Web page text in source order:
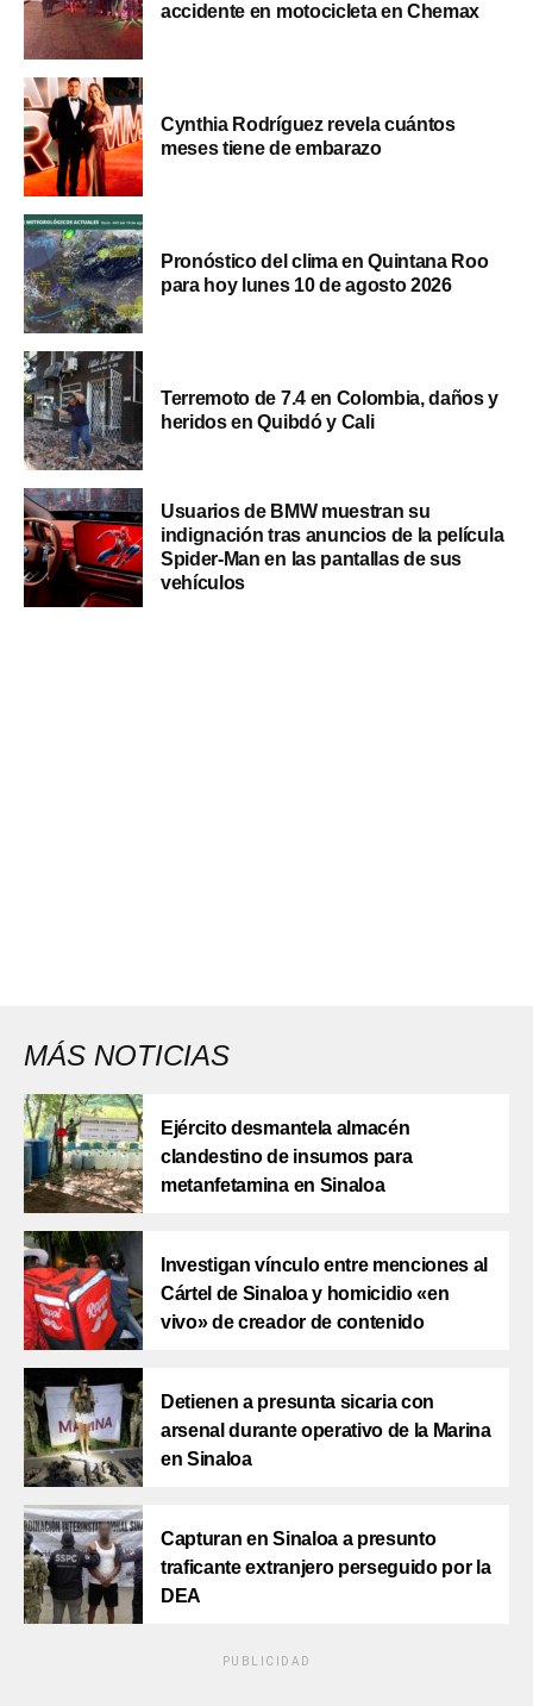
accidente en motocicleta en Chemax
Cynthia Rodríguez revela cuántos
meses tiene de embarazo
Pronóstico del clima en Quintana Roo
para hoy lunes 10 de agosto 2026
Terremoto de 7.4 en Colombia, daños y
heridos en Quibdó y Cali
Usuarios de BMW muestran su
indignación tras anuncios de la película
Spider-Man en las pantallas de sus
vehículos
MÁS NOTICIAS
Ejército desmantela almacén
clandestino de insumos para
metanfetamina en Sinaloa
Investigan vínculo entre menciones al
Cártel de Sinaloa y homicidio «en
vivo» de creador de contenido
Detienen a presunta sicaria con
arsenal durante operativo de la Marina
en Sinaloa
Capturan en Sinaloa a presunto
traficante extranjero perseguido por la
DEA
PUBLICIDAD